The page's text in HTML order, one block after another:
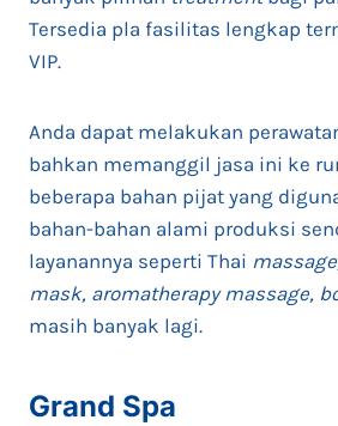
Tersedia pla fasilitas lengkap
VIP.
Anda dapat melakukan
bahkan memanggil jasa ini ke
beberapa bahan pijat yang
bahan-bahan alami produksi
layanannya seperti Thai
mask, aromatherapy massage,
masih banyak lagi.
Grand Spa